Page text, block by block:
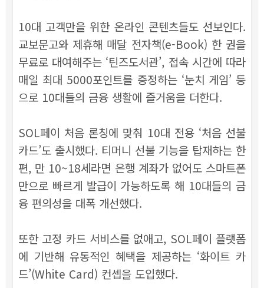
10대 고객만을 위한 온라인 콘텐츠들도 선보인다.
교보문고와 제휴해 매달 전자책(e-Book) 한 권을
무료로 대여해주는 ‘틴즈도서관’, 접속 시간에 따라
매일 최대 5000포인트를 증정하는 ‘눈치 게임’ 등
으로 10대들의 금융 생활에 즐거움을 더한다.
SOL페이 처음 론칭에 맞춰 10대 전용 ‘처음 선불
카드’도 출시했다. 티머니 선불 기능을 탑재하는 한
편, 만 10~18세라면 은행 계좌가 없어도 스마트폰
만으로 빠르게 발급이 가능하도록 해 10대들의 금
융 편의성을 대폭 개선했다.
또한 고정 카드 서비스를 없애고, SOL페이 플랫폼
에 기반해 유동적인 혜택을 제공하는 ‘화이트 카
드’(White Card) 컨셉을 도입했다.